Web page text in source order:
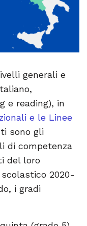
generali e
e reading), in
e le Linee
sono gli
di competenza
del loro
2020-
i gradi